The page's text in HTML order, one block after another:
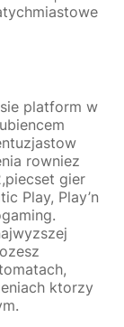
platform w
rowniez
gier
Play, Play’n
ktorzy